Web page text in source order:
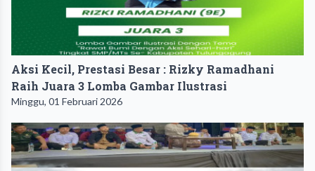
Aksi Kecil, Prestasi Besar : Rizky Ramadhani
Raih Juara 3 Lomba Gambar Ilustrasi
Minggu, 01 Februari 2026